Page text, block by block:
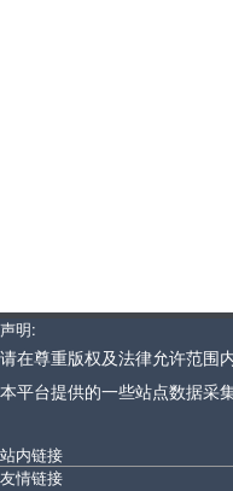
声明:
请在尊重版权及法律允许范围
本平台提供的一些站点数据采
站内链接
友情链接